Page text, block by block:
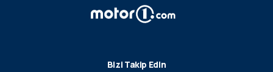
Bizi Takip Edin